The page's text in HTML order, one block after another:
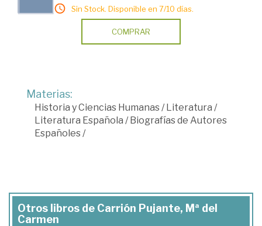
Sin Stock. Disponible en 7/10 días.
COMPRAR
Materias:
Historia y Ciencias Humanas/Literatura /
Literatura Española /Biografías de Autores
Españoles/
Otros libros de Carrión Pujante, Mª del
Carmen